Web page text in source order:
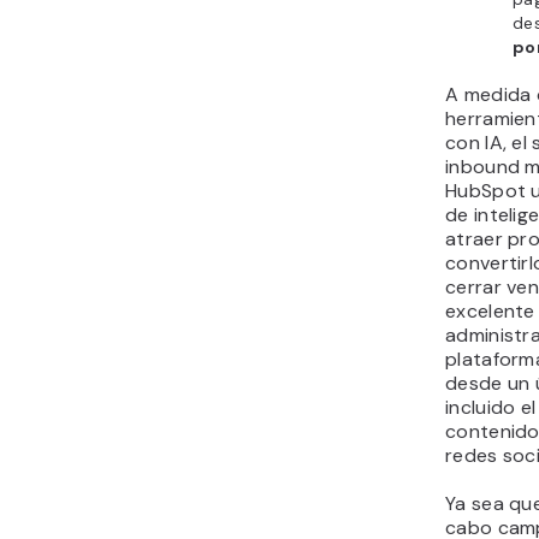
A medida
con IA, el
inbound
HubSpot
de
atraer
cerrar
desde un
incluido
redes
Ya sea
cabo